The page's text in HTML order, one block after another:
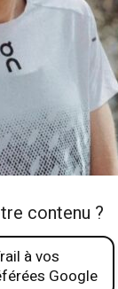
contenu ?
à vos
Google